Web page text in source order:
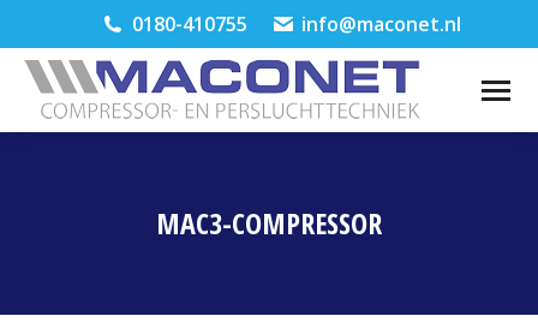
0180-410755 info@maconet.nl
MAC3-COMPRESSOR